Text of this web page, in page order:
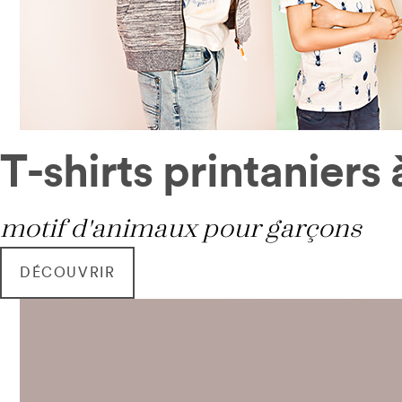
T-shirts printaniers
motif d'animaux pour garçons
DÉCOUVRIR